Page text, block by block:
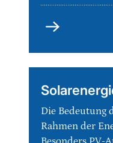
Windenergie
See
Die Bedeutung
Rahmen der